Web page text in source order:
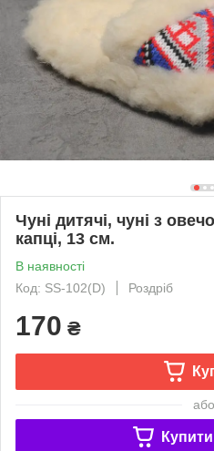
Чуні дитячі, чуні з
капці, 13 см.
В наявності
Код: SS-102(D)
Роздріб
170 ₴
або